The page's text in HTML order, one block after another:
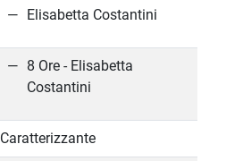
Elisabetta Costantini
8 Ore - Elisabetta
Costantini
Caratterizzante